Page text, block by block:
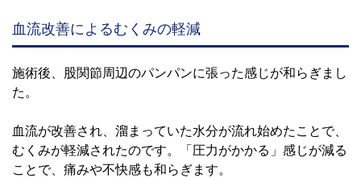
血流改善によるむくみの軽減
施術後、股関節周辺のパンパンに張った感じが和らぎまし
た。
血流が改善され、溜まっていた水分が流れ始めたことで、
むくみが軽減されたのです。「圧力がかかる」感じが減る
ことで、痛みや不快感も和らぎます。